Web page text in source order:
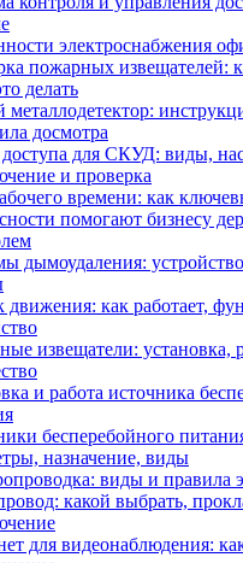
электроснабжения
пожарных извещателей:
делать
металлодетектор:
досмотра
для СКУД: виды,
и проверка
времени: как
помогают бизнесу
дымоудаления:
движения: как работает,
извещатели: установка,
и работа источника
бесперебойного
назначение, виды
виды и правила
какой выбрать,
для видеонаблюдения: